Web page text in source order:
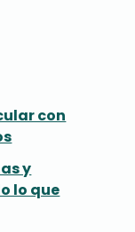
con
y
lo que